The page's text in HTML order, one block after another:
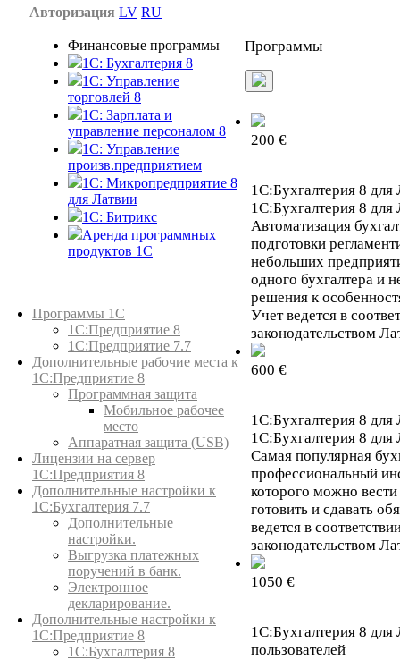
Авторизация LV RU
Финансовые программы
1С: Бухгалтерия 8
1C: Управление
торговлей 8
1C: Зарплата и
управление персоналом 8
1C: Управление
произв.предприятием
1С: Микропредприятие 8
для Латвии
1C: Битрикс
Аренда программных
продуктов 1С
Программы 1С
1С:Предприятие 8
1С:Предприятие 7.7
Дополнительные рабочие места к
1С:Предприятие 8
Программная защита
Мобильное рабочее
место
Аппаратная защита (USB)
Лицензии на сервер
1С:Предприятия 8
Дополнительные настройки к
1С:Бухгалтерия 7.7
Дополнительные
настройки.
Выгрузка платежных
поручений в банк.
Электронное
декларирование.
Дополнительные настройки к
1С:Предприятие 8
1С:Бухгалтерия 8
Программы
200 €
1С:Бухгалтерия 8 для
1С:Бухгалтерия 8 для
Автоматизация
подготовки
небольших
одного бухгалтера и
решения к
Учет ведется в
законодательством
600 €
1С:Бухгалтерия 8 для
1С:Бухгалтерия 8 для
Самая популярная
профессиональный
которого можно
готовить и сдавать
ведется в
законодательством
1050 €
1С:Бухгалтерия 8 для
пользователей